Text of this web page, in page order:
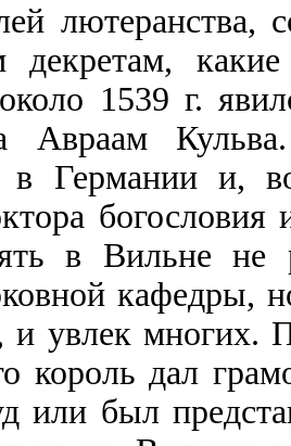
декретам,
1539 г.
Авраам
в Германии и,
в Вильне
кафедры,
и увлек многих.
король дал
или был